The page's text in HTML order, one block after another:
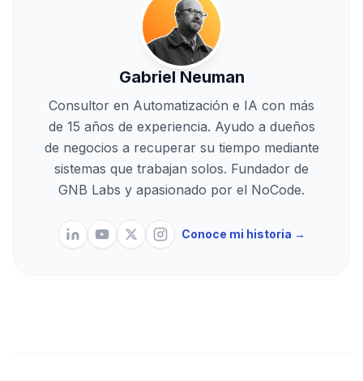
Gabriel Neuman
Consultor en Automatización e IA con más
de 15 años de experiencia. Ayudo a dueños
de negocios a recuperar su tiempo mediante
sistemas que trabajan solos. Fundador de
GNB Labs y apasionado por el NoCode.
Conoce mi historia →